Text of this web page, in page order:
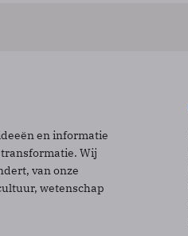
en informatie
Wij
van onze
wetenschap